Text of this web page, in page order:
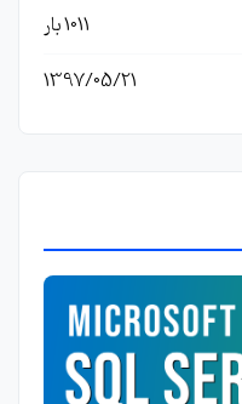
1011 بار
1397/05/21